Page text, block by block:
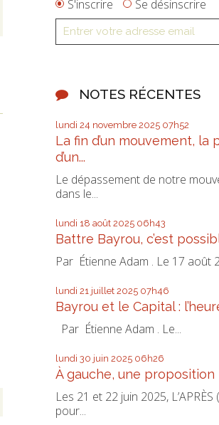
S'inscrire Se désinscrire
NOTES RÉCENTES
lundi 24 novembre 2025 07h52
La fin d’un mouvement, la
d’un...
Le dépassement de notre
dans le...
lundi 18 août 2025 06h43
Battre Bayrou, c’est
Par Étienne Adam . Le 17 août
lundi 21 juillet 2025 07h46
Bayrou et le Capital :
Par Étienne Adam . Le...
lundi 30 juin 2025 06h26
À gauche, une proposition
Les 21 et 22 juin 2025, L’APRÈS
pour...